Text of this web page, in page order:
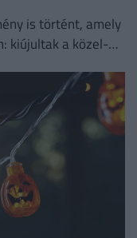
is történt, amely
kiújultak a közel-